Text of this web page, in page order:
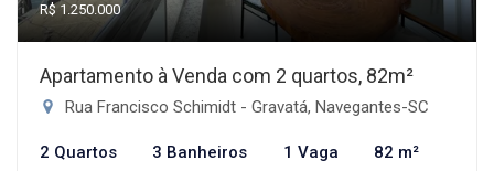
R$ 1.250.000
Apartamento à Venda com 2 quartos, 82m²
Rua Francisco Schimidt - Gravatá, Navegantes-SC
2 Quartos 3 Banheiros 1 Vaga 82 m²